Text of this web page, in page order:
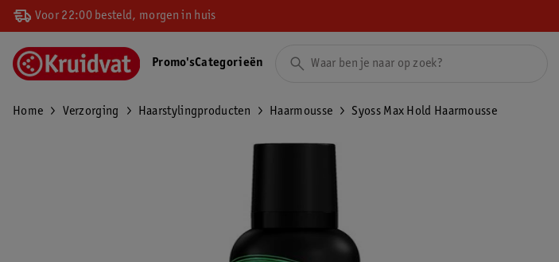
Voor 22:00 besteld, morgen in huis
Promo'sCategorieën
Home Verzorging Haarstylingproducten Haarmousse Syoss Max Hold Haarmousse